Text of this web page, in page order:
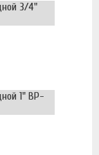
3/4"
1" ВР-